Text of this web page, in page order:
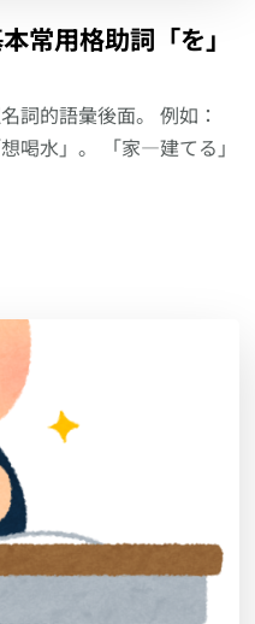
常用格助詞「を」
詞的語彙後面。 例如：
喝水」。 「家―建てる」